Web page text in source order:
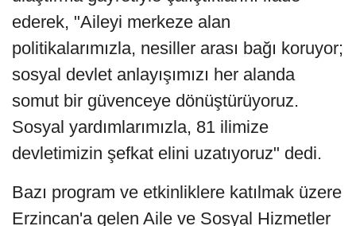
ederek, "Aileyi merkeze alan
politikalarımızla, nesiller arası bağı koruyor;
sosyal devlet anlayışımızı her alanda
somut bir güvenceye dönüştürüyoruz.
Sosyal yardımlarımızla, 81 ilimize
devletimizin şefkat elini uzatıyoruz" dedi.
Bazı program ve etkinliklere katılmak üzere
Erzincan'a gelen Aile ve Sosyal Hizmetler